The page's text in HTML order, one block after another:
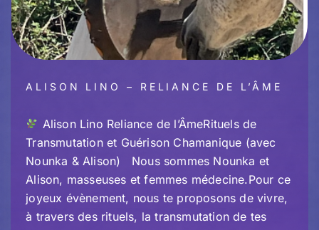
ALISON LINO – RELIANCE DE L’ÂME
Alison Lino Reliance de l’ÂmeRituels de
Transmutation et Guérison Chamanique (avec
Nounka & Alison) Nous sommes Nounka et
Alison, masseuses et femmes médecine.Pour ce
joyeux évènement, nous te proposons de vivre,
à travers des rituels, la transmutation de tes